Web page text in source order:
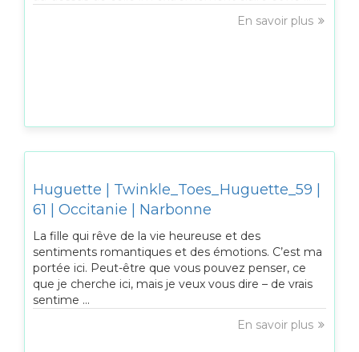
En savoir plus
Huguette | Twinkle_Toes_Huguette_59 |
61 | Occitanie | Narbonne
La fille qui rêve de la vie heureuse et des
sentiments romantiques et des émotions. C’est ma
portée ici. Peut-être que vous pouvez penser, ce
que je cherche ici, mais je veux vous dire – de vrais
sentime ...
En savoir plus